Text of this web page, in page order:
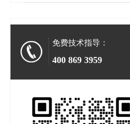
免费技术指导：
400 869 3959